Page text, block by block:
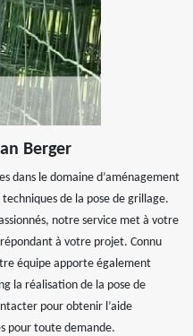
Berger
dans le domaine d’aménagement
de la pose de grillage.
notre service met à votre
à votre projet. Connu
équipe apporte également
la réalisation de la pose de
pour obtenir l’aide
pour toute demande.